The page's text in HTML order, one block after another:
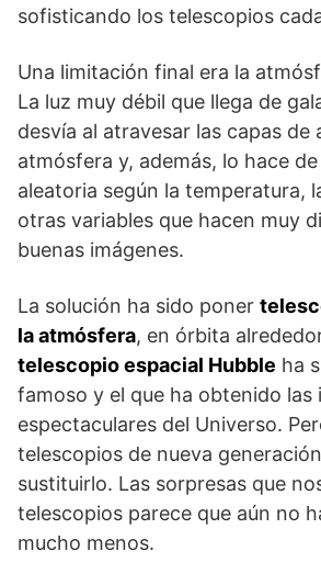
sofisticando los telescopios
Una limitación final era la
La luz muy débil que llega de
desvía al atravesar las capas de
atmósfera y, además, lo hace
aleatoria según la temperatura,
otras variables que hacen muy
buenas imágenes.
La solución ha sido poner
la atmósfera, en órbita
telescopio espacial Hubble ha
famoso y el que ha obtenido las
espectaculares del Universo.
telescopios de nueva
sustituirlo. Las sorpresas que
telescopios parece que aún no
mucho menos.